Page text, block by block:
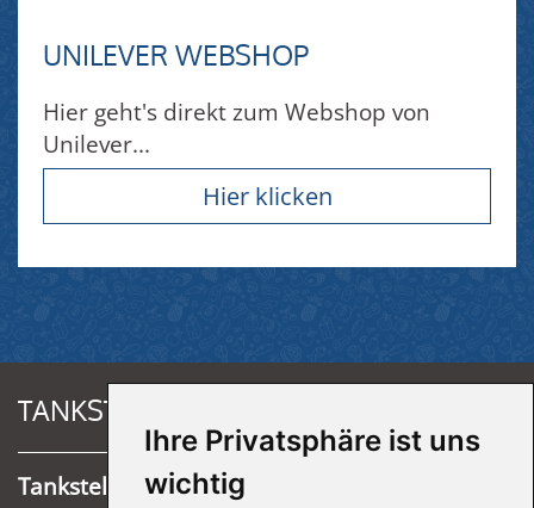
Ihre Privatsphäre ist uns
wichtig
UNILEVER WEBSHOP
Hier geht's direkt zum Webshop von
Unilever...
Hier klicken
TANKSTELLEN
Tankstelle Ründeroth